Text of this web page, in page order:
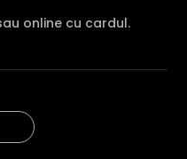
online cu cardul.